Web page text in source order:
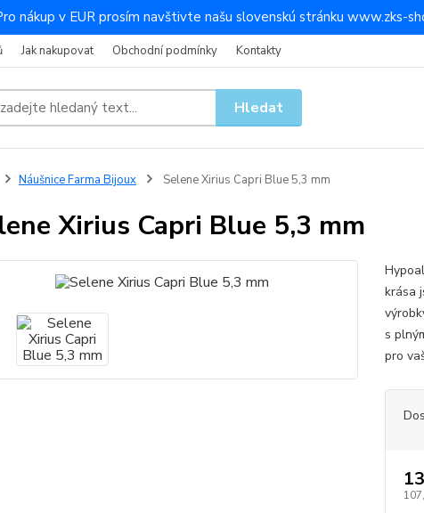
nákup v EUR prosím navštivte našu slovenskú stránku www.zks-
Jak nakupovat Obchodní podmínky Kontakty
Hledat
Náušnice Farma Bijoux Selene Xirius Capri Blue 5,3 mm
Xirius Capri Blue 5,3 mm
krása
s
pro